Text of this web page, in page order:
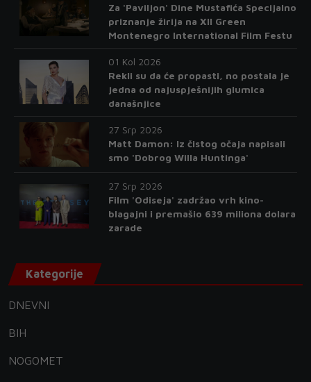
Za 'Paviljon' Dine Mustafića Specijalno
priznanje žirija na XII Green
Montenegro International Film Festu
01 Kol 2026
Rekli su da će propasti, no postala je
jedna od najuspješnijih glumica
današnjice
27 Srp 2026
Matt Damon: Iz čistog očaja napisali
smo 'Dobrog Willa Huntinga'
27 Srp 2026
Film 'Odiseja' zadržao vrh kino-
blagajni i premašio 639 miliona dolara
zarade
Kategorije
DNEVNI
BIH
NOGOMET